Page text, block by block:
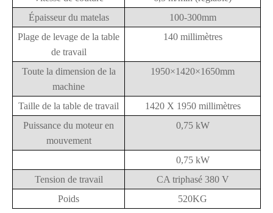
Épaisseur du matelas
100-300mm
Plage de levage de la table
de travail
140 millimètres
Toute la dimension de la
machine
1950×1420×1650mm
Taille de la table de travail
1420 X 1950 millimètres
Puissance du moteur en
mouvement
0,75 kW
0,75 kW
Tension de travail
CA triphasé 380 V
Poids
520KG